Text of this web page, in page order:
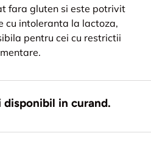
fara gluten si este potrivit
cu intoleranta la lactoza,
pentru cei cu restrictii
in curand.